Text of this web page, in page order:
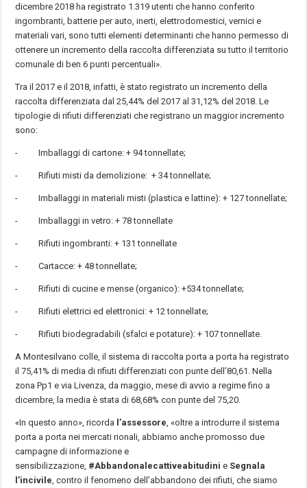
dicembre 2018 ha registrato 1.319 utenti che hanno conferito
ingombranti, batterie per auto, inerti, elettrodomestici, vernici e
materiali vari, sono tutti elementi determinanti che hanno permesso di
ottenere un incremento della raccolta differenziata su tutto il territorio
comunale di ben 6 punti percentuali».
Tra il 2017 e il 2018, infatti, è stato registrato un incremento della
raccolta differenziata dal 25,44% del 2017 al 31,12% del 2018. Le
tipologie di rifiuti differenziati che registrano un maggior incremento
sono:
- Imballaggi di cartone: + 94 tonnellate;
- Rifiuti misti da demolizione: + 34 tonnellate;
- Imballaggi in materiali misti (plastica e lattine): + 127 tonnellate;
- Imballaggi in vetro: + 78 tonnellate
- Rifiuti ingombranti: + 131 tonnellate
- Cartacce: + 48 tonnellate;
- Rifiuti di cucine e mense (organico): +534 tonnellate;
- Rifiuti elettrici ed elettronici: + 12 tonnellate;
- Rifiuti biodegradabili (sfalci e potature): + 107 tonnellate.
A Montesilvano colle, il sistema di raccolta porta a porta ha registrato
il 75,41% di media di rifiuti differenziati con punte dell’80,61. Nella
zona Pp1 e via Livenza, da maggio, mese di avvio a regime fino a
dicembre, la media è stata di 68,68% con punte del 75,20.
«In questo anno», ricorda l’assessore , «oltre a introdurre il sistema
porta a porta nei mercati rionali, abbiamo anche promosso due
campagne di informazione e
sensibilizzazione, #Abbandonalecattiveabitudini e Segnala
l’incivile , contro il fenomeno dell’abbandono dei rifiuti, che siamo